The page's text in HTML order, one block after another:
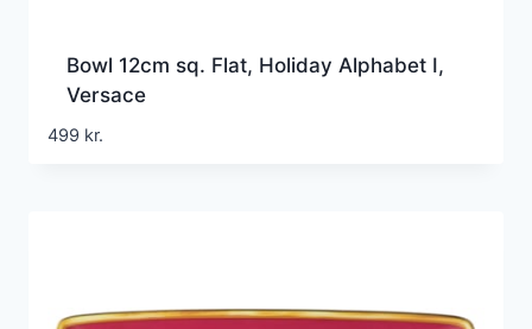
Bowl 12cm sq. Flat, Holiday Alphabet I,
Versace
499 kr.